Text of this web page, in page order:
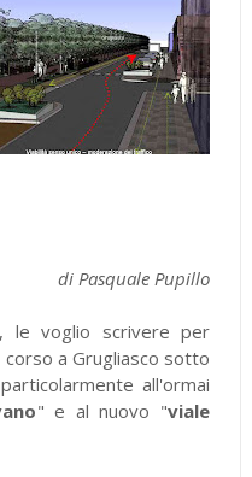
di Pasquale Pupillo
le voglio scrivere per
a Grugliasco sotto
all'ormai
" e al nuovo "viale